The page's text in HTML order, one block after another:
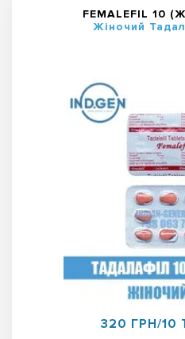
FEMALEFIL 10
Жіночий
320 ГРН/10